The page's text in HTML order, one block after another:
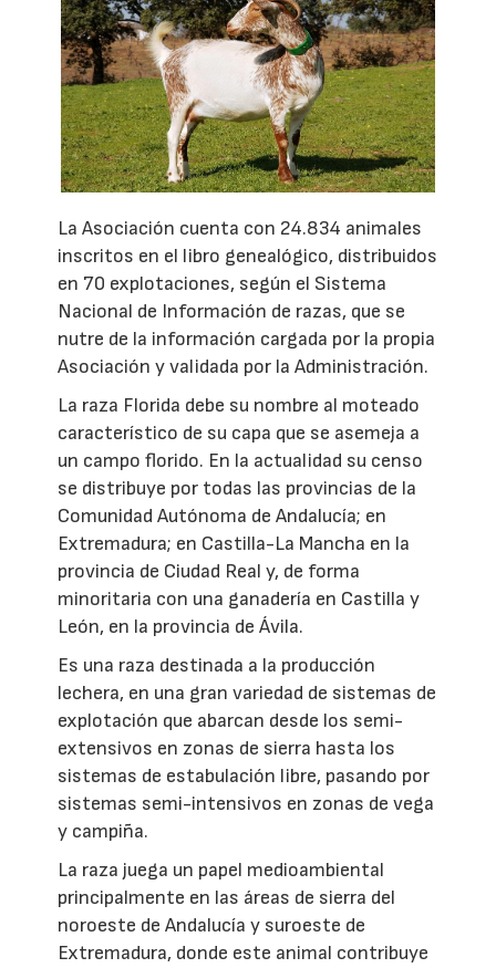
La Asociación cuenta con 24.834 animales
inscritos en el libro genealógico, distribuidos
en 70 explotaciones, según el Sistema
Nacional de Información de razas, que se
nutre de la información cargada por la propia
Asociación y validada por la Administración.
La raza Florida debe su nombre al moteado
característico de su capa que se asemeja a
un campo florido. En la actualidad su censo
se distribuye por todas las provincias de la
Comunidad Autónoma de Andalucía; en
Extremadura; en Castilla-La Mancha en la
provincia de Ciudad Real y, de forma
minoritaria con una ganadería en Castilla y
León, en la provincia de Ávila.
Es una raza destinada a la producción
lechera, en una gran variedad de sistemas de
explotación que abarcan desde los semi-
extensivos en zonas de sierra hasta los
sistemas de estabulación libre, pasando por
sistemas semi-intensivos en zonas de vega
y campiña.
La raza juega un papel medioambiental
principalmente en las áreas de sierra del
noroeste de Andalucía y suroeste de
Extremadura, donde este animal contribuye